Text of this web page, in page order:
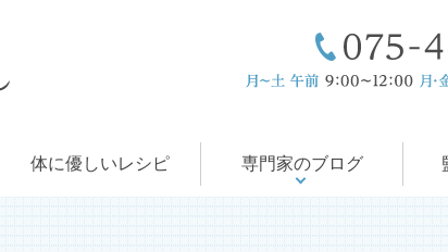
体に優しいレシピ 専門家のブログ
お尻の病気
痔の治療
痔の治療後サポート
学会・論文
肛門科医の徒然日記